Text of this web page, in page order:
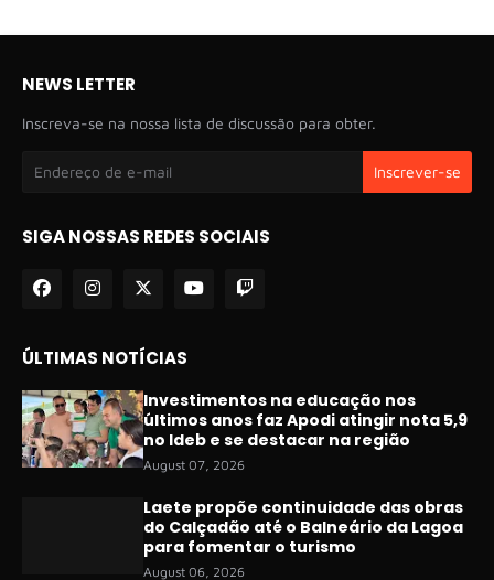
NEWS LETTER
Inscreva-se na nossa lista de discussão para obter.
SIGA NOSSAS REDES SOCIAIS
ÚLTIMAS NOTÍCIAS
Investimentos na educação nos
últimos anos faz Apodi atingir nota 5,9
no Ideb e se destacar na região
August 07, 2026
Laete propõe continuidade das obras
do Calçadão até o Balneário da Lagoa
para fomentar o turismo
August 06, 2026